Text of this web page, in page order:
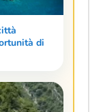
di